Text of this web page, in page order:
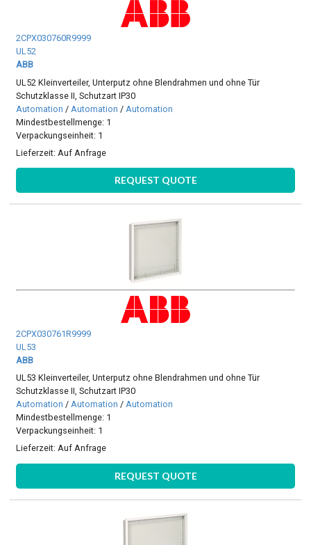
2CPX030760R9999
UL52
ABB
UL52 Kleinverteiler, Unterputz ohne Blendrahmen und ohne Tür
Schutzklasse II, Schutzart IP30
Automation / Automation / Automation
Mindestbestellmenge: 1
Verpackungseinheit: 1
Lieferzeit: Auf Anfrage
REQUEST QUOTE
2CPX030761R9999
UL53
ABB
UL53 Kleinverteiler, Unterputz ohne Blendrahmen und ohne Tür
Schutzklasse II, Schutzart IP30
Automation /Automation /Automation
Mindestbestellmenge: 1
Verpackungseinheit: 1
Lieferzeit:Auf Anfrage
REQUEST QUOTE